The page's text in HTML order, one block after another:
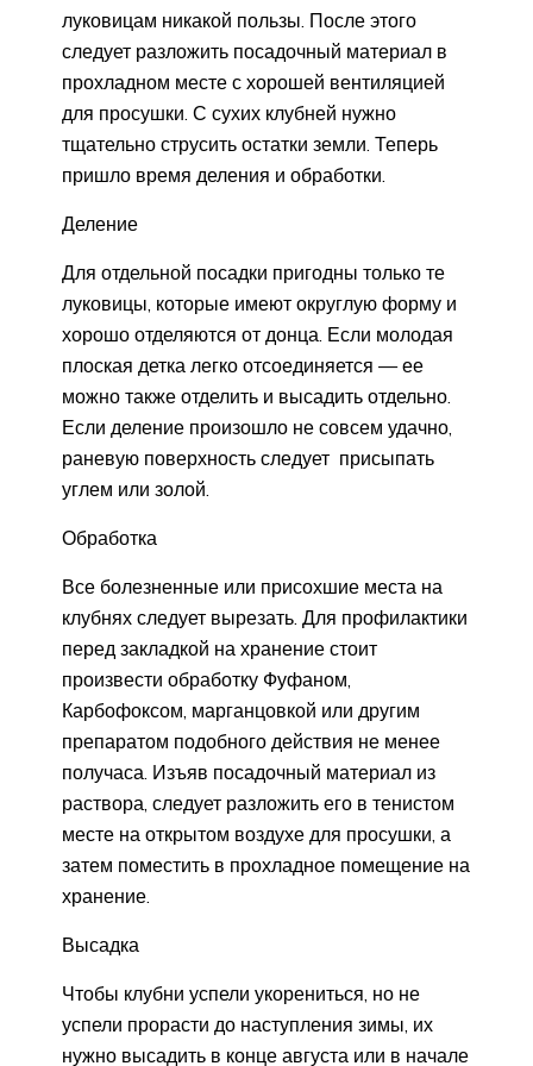
луковицам никакой пользы. После этого
следует разложить посадочный материал в
прохладном месте с хорошей вентиляцией
для просушки. С сухих клубней нужно
тщательно струсить остатки земли. Теперь
пришло время деления и обработки.
Деление
Для отдельной посадки пригодны только те
луковицы, которые имеют округлую форму и
хорошо отделяются от донца. Если молодая
плоская детка легко отсоединяется — ее
можно также отделить и высадить отдельно.
Если деление произошло не совсем удачно,
раневую поверхность следует присыпать
углем или золой.
Обработка
Все болезненные или присохшие места на
клубнях следует вырезать. Для профилактики
перед закладкой на хранение стоит
произвести обработку Фуфаном,
Карбофоксом, марганцовкой или другим
препаратом подобного действия не менее
получаса. Изъяв посадочный материал из
раствора, следует разложить его в тенистом
месте на открытом воздухе для просушки, а
затем поместить в прохладное помещение на
хранение.
Высадка
Чтобы клубни успели укорениться, но не
успели прорасти до наступления зимы, их
нужно высадить в конце августа или в начале